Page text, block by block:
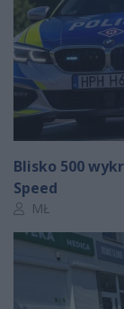
Blisko 500
Speed
Autor artykułu:
MŁ